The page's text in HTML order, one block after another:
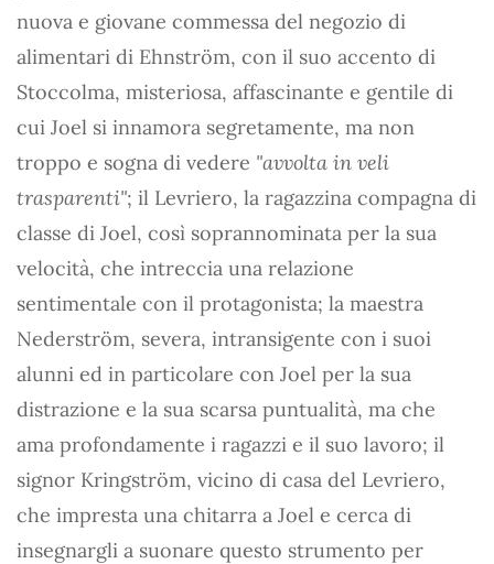
nuova e giovane commessa del negozio di
alimentari di Ehnström, con il suo accento di
Stoccolma, misteriosa, affascinante e gentile di
cui Joel si innamora segretamente, ma non
troppo e sogna di vedere "avvolta in veli
trasparenti"; il Levriero, la ragazzina compagna di
classe di Joel, così soprannominata per la sua
velocità, che intreccia una relazione
sentimentale con il protagonista; la maestra
Nederström, severa, intransigente con i suoi
alunni ed in particolare con Joel per la sua
distrazione e la sua scarsa puntualità, ma che
ama profondamente i ragazzi e il suo lavoro; il
signor Kringström, vicino di casa del Levriero,
che impresta una chitarra a Joel e cerca di
insegnargli a suonare questo strumento per